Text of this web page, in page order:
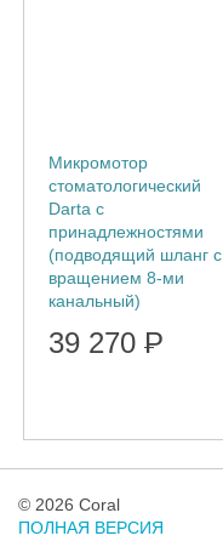
Микромотор
стоматологический
Darta с
принадлежностями
(подводящий шланг с
вращением 8-ми
канальный)
39 270 Р
© 2026 Coral
ПОЛНАЯ ВЕРСИЯ